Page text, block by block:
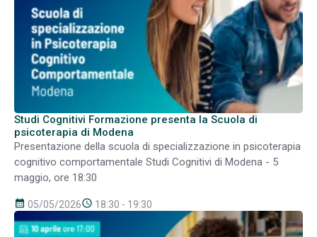
Studi Cognitivi Formazione presenta la Scuola di
psicoterapia di Modena
Presentazione della scuola di specializzazione in psicoterapia
cognitivo comportamentale Studi Cognitivi di Modena - 5
maggio, ore 18:30
calendar_month 05/05/2026schedule 18:30 - 19:30